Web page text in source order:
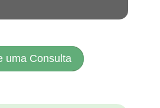
uma Consulta